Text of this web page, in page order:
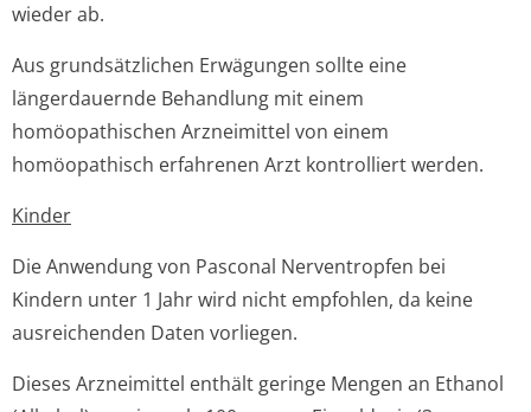
wieder ab.
Aus grundsätzlichen Erwägungen sollte eine
längerdauernde Behandlung mit einem
homöopathischen Arzneimittel von einem
homöopathisch erfahrenen Arzt kontrolliert werden.
Kinder
Die Anwendung von Pasconal Nerventropfen bei
Kindern unter 1 Jahr wird nicht empfohlen, da keine
ausreichenden Daten vorliegen.
Dieses Arzneimittel enthält geringe Mengen an Ethanol